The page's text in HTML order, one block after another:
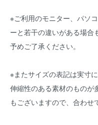
※ご利用のモニター、パソ
ーと若干の違いがある場合
予めご了承ください。
※またサイズの表記は実寸
伸縮性のある素材のものが
もございますので、合わせ